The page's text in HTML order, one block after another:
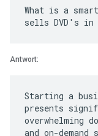
What is a
Antwort:
Starting a
presents
overwhelming
and on-